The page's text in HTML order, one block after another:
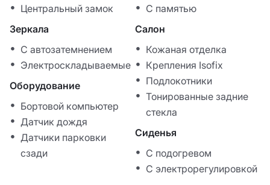
Центральный замок
Зеркала
С автозатемнением
Электроскладываемые
Оборудование
Бортовой компьютер
Датчик дождя
Датчики парковки
сзади
С памятью
Салон
Кожаная отделка
Крепления Isofix
Подлокотники
Тонированные задние
стекла
Сиденья
С подогревом
С электрорегулировкой